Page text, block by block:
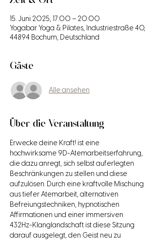
15. Juni 2025, 17:00 – 20:00
Yogabar Yoga & Pilates, Industriestraße 40,
44894 Bochum, Deutschland
Gäste
Alle ansehen
Über die Veranstaltung
Erwecke deine Kraft! ist eine
hochwirksame 9D-Atemarbeitserfahrung,
die dazu anregt, sich selbst auferlegten
Beschränkungen zu stellen und diese
aufzulösen. Durch eine kraftvolle Mischung
aus tiefer Atemarbeit, alternativen
Befreiungstechniken, hypnotischen
Affirmationen und einer immersiven
432Hz-Klanglandschaft ist diese Sitzung
darauf ausgelegt, den Geist neu zu